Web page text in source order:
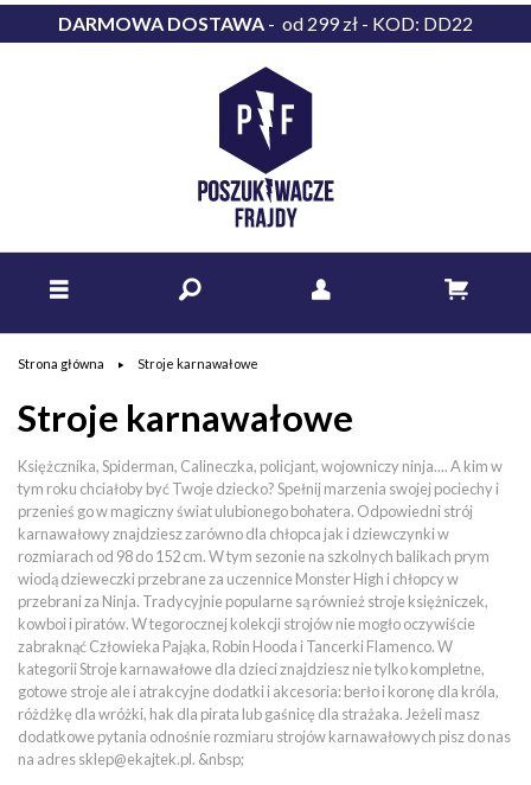
DARMOWA DOSTAWA - od 299 zł - KOD: DD22
Strona główna Stroje karnawałowe
Stroje karnawałowe
Księżcznika, Spiderman, Calineczka, policjant, wojowniczy ninja.... A kim w
tym roku chciałoby być Twoje dziecko? Spełnij marzenia swojej pociechy i
przenieś go w magiczny świat ulubionego bohatera. Odpowiedni strój
karnawałowy znajdziesz zarówno dla chłopca jak i dziewczynki w
rozmiarach od 98 do 152 cm. W tym sezonie na szkolnych balikach prym
wiodą dzieweczki przebrane za uczennice Monster High i chłopcy w
przebrani za Ninja. Tradycyjnie popularne są również stroje księżniczek,
kowboi i piratów. W tegorocznej kolekcji strojów nie mogło oczywiście
zabraknąć Człowieka Pająka, Robin Hooda i Tancerki Flamenco. W
kategorii Stroje karnawałowe dla dzieci znajdziesz nie tylko kompletne,
gotowe stroje ale i atrakcyjne dodatki i akcesoria: berło i koronę dla króla,
różdżkę dla wróżki, hak dla pirata lub gaśnicę dla strażaka. Jeżeli masz
dodatkowe pytania odnośnie rozmiaru strojów karnawałowych pisz do nas
na adres sklep@ekajtek.pl. &nbsp;